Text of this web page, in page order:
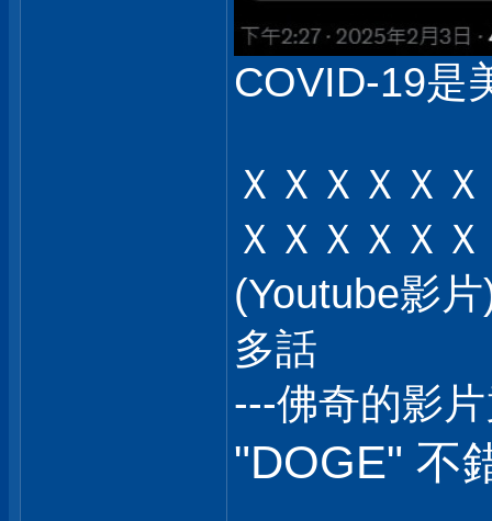
COVID-19是
ＸＸＸＸＸ
ＸＸＸＸＸ
(Youtube影
多話
---佛奇的影
"DOGE" 不